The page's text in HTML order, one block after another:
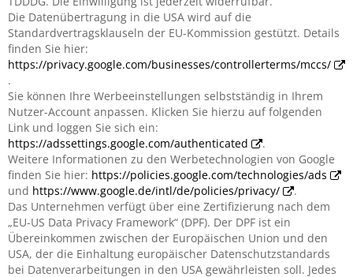
Die Datenübertragung in die USA wird auf die
Standardvertragsklauseln der EU-Kommission gestützt. Details
finden Sie hier:
https://privacy.google.com/businesses/controllerterms/mccs/
.
Sie können Ihre Werbeeinstellungen selbstständig in Ihrem
Nutzer-Account anpassen. Klicken Sie hierzu auf folgenden
Link und loggen Sie sich ein:
https://adssettings.google.com/authenticated
.
Weitere Informationen zu den Werbetechnologien von Google
finden Sie hier: https://policies.google.com/technologies/ads
und https://www.google.de/intl/de/policies/privacy/
.
Das Unternehmen verfügt über eine Zertifizierung nach dem
„EU-US Data Privacy Framework“ (DPF). Der DPF ist ein
Übereinkommen zwischen der Europäischen Union und den
USA, der die Einhaltung europäischer Datenschutzstandards
bei Datenverarbeitungen in den USA gewährleisten soll. Jedes